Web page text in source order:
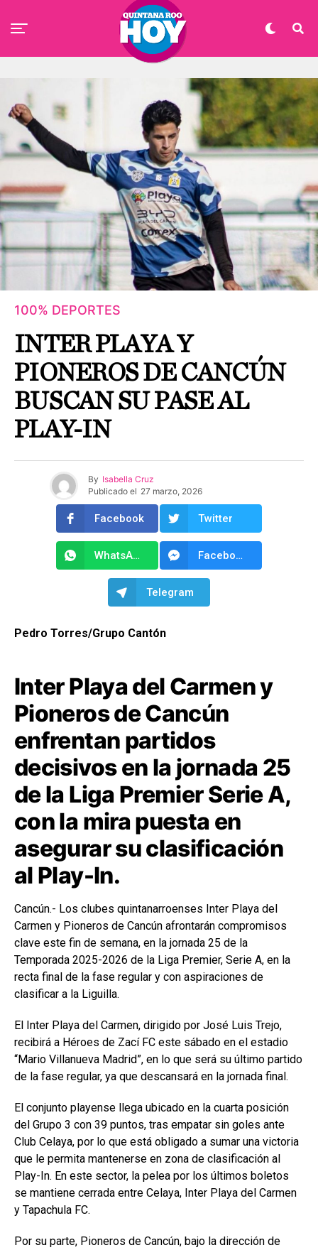
100% DEPORTES
INTER PLAYA Y
PIONEROS DE CANCÚN
BUSCAN SU PASE AL
PLAY-IN
By Isabella Cruz
Publicado el 27 marzo, 2026
Facebook Twitter
WhatsApp Facebook Messenger
Telegram
Pedro Torres/Grupo Cantón
Inter Playa del Carmen y
Pioneros de Cancún
enfrentan partidos
decisivos en la jornada 25
de la Liga Premier Serie A,
con la mira puesta en
asegurar su clasificación
al Play-In.
Cancún.- Los clubes quintanarroenses Inter Playa del
Carmen y Pioneros de Cancún afrontarán compromisos
clave este fin de semana, en la jornada 25 de la
Temporada 2025-2026 de la Liga Premier, Serie A, en la
recta final de la fase regular y con aspiraciones de
clasificar a la Liguilla.
El Inter Playa del Carmen, dirigido por José Luis Trejo,
recibirá a Héroes de Zací FC este sábado en el estadio
“Mario Villanueva Madrid”, en lo que será su último partido
de la fase regular, ya que descansará en la jornada final.
El conjunto playense llega ubicado en la cuarta posición
del Grupo 3 con 39 puntos, tras empatar sin goles ante
Club Celaya, por lo que está obligado a sumar una victoria
que le permita mantenerse en zona de clasificación al
Play-In. En este sector, la pelea por los últimos boletos
se mantiene cerrada entre Celaya, Inter Playa del Carmen
y Tapachula FC.
Por su parte, Pioneros de Cancún, bajo la dirección de